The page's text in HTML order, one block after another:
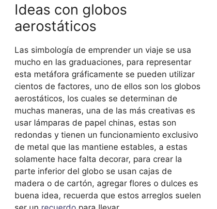
Ideas con globos
aerostáticos
Las simbología de emprender un viaje se usa
mucho en las graduaciones, para representar
esta metáfora gráficamente se pueden utilizar
cientos de factores, uno de ellos son los globos
aerostáticos, los cuales se determinan de
muchas maneras, una de las más creativas es
usar lámparas de papel chinas, estas son
redondas y tienen un funcionamiento exclusivo
de metal que las mantiene estables, a estas
solamente hace falta decorar, para crear la
parte inferior del globo se usan cajas de
madera o de cartón, agregar flores o dulces es
buena idea, recuerda que estos arreglos suelen